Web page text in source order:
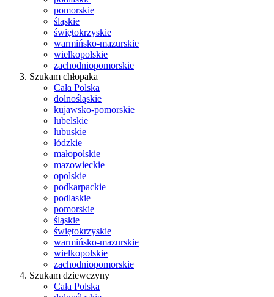
pomorskie
śląskie
świętokrzyskie
warmińsko-mazurskie
wielkopolskie
zachodniopomorskie
Szukam chłopaka
Cała Polska
dolnośląskie
kujawsko-pomorskie
lubelskie
lubuskie
łódzkie
małopolskie
mazowieckie
opolskie
podkarpackie
podlaskie
pomorskie
śląskie
świętokrzyskie
warmińsko-mazurskie
wielkopolskie
zachodniopomorskie
Szukam dziewczyny
Cała Polska